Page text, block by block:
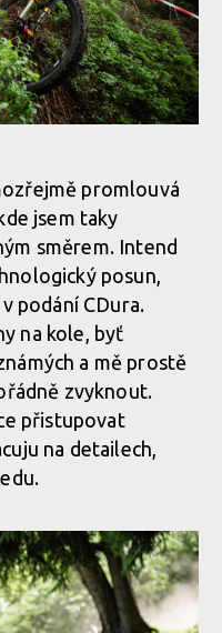
promlouvá
jsem taky
směrem. Intend
posun,
podání CDura.
na kole, byť
a mě prostě
zvyknout.
přistupovat
na detailech,